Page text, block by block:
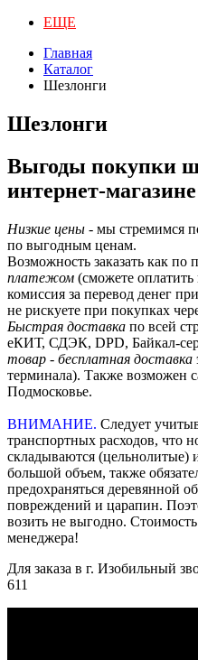
ЕЩЕ
Главная
Каталог
Шезлонги
Шезлонги
Выгоды покупки
интернет-
Низкие цены - мы стремимся
по выгодным ценам.
Возможность заказать как по
платежом (сможете оплатить
комиссия за перевод денег
не рискуете при покупках
Быстрая доставка по всей
еКИТ, СДЭК, DPD, Байкал-
товар - бесплатная доставка
терминала). Также возможен
Подмосковье.
ВНИМАНИЕ. Следует
транспортных расходов, что
складываются (цельнолитые)
большой объем, также
предохраняться деревянной
повреждений и царапин.
возить не выгодно.
менеджера!
Для заказа в г. Изобильный
611